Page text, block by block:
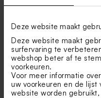
Deze website maakt
Deze website maakt
surfervaring te
webshop beter af te
voorkeuren.
Voor meer informatie
uw voorkeuren en de lijst
website worden gebruikt,
Cadeaus peetoom vragen
Cadeaus peettante vragen
Pensioen cadeaus